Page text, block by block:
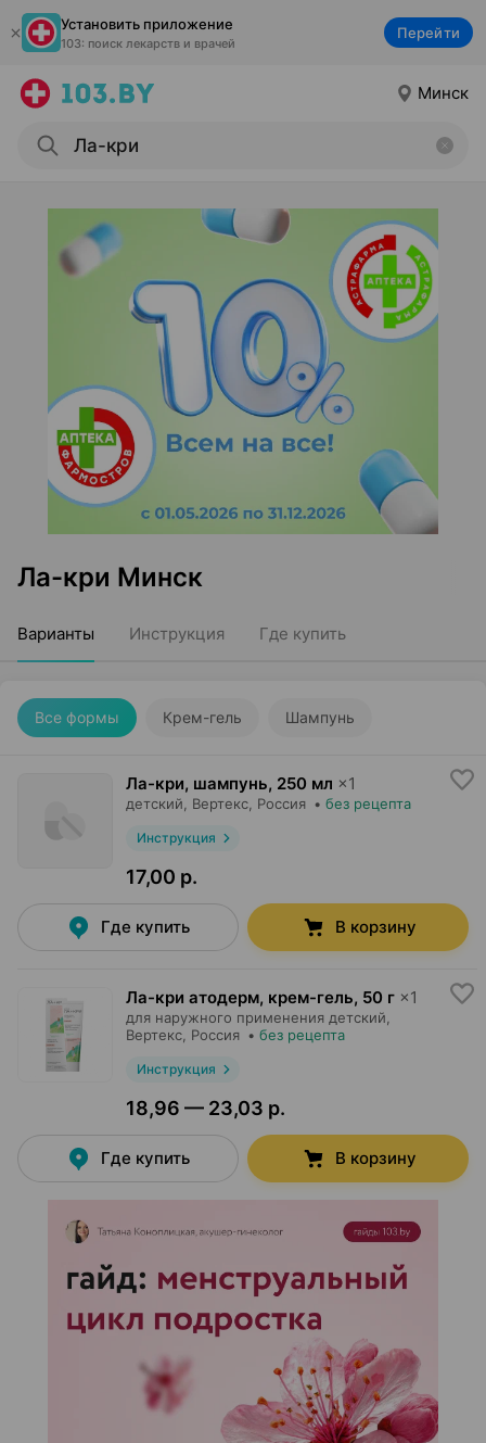
Установить приложение
103: поиск лекарств и врачей
Перейти
Минск
Ла-кри Минск
Варианты Инструкция Где купить
Все формы Крем-гель Шампунь
Ла-кри, шампунь, 250 мл ×1
детский, Вертекс , Россия • без рецепта
Инструкция
17,00 р.
Где купить В корзину
Ла-кри атодерм, крем-гель, 50 г ×1
для наружного применения детский,
Вертекс , Россия • без рецепта
Инструкция
18,96 — 23,03 р.
Где купить В корзину